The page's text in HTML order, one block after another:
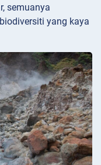
semuanya
yang kaya